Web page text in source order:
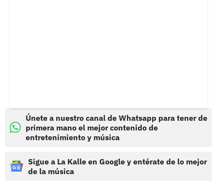
Únete a nuestro canal de Whatsapp para tener de
primera mano el mejor contenido de
entretenimiento y música
Sigue a La Kalle en Google y entérate de lo mejor
de la música